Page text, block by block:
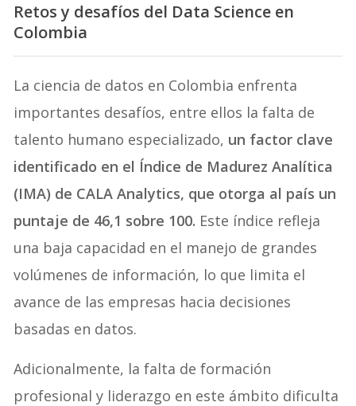
Retos y desafíos del Data Science en
Colombia
La ciencia de datos en Colombia enfrenta
importantes desafíos, entre ellos la falta de
talento humano especializado, un factor clave
identificado en el Índice de Madurez Analítica
(IMA) de CALA Analytics, que otorga al país un
puntaje de 46,1 sobre 100. Este índice refleja
una baja capacidad en el manejo de grandes
volúmenes de información, lo que limita el
avance de las empresas hacia decisiones
basadas en datos.
Adicionalmente, la falta de formación
profesional y liderazgo en este ámbito dificulta